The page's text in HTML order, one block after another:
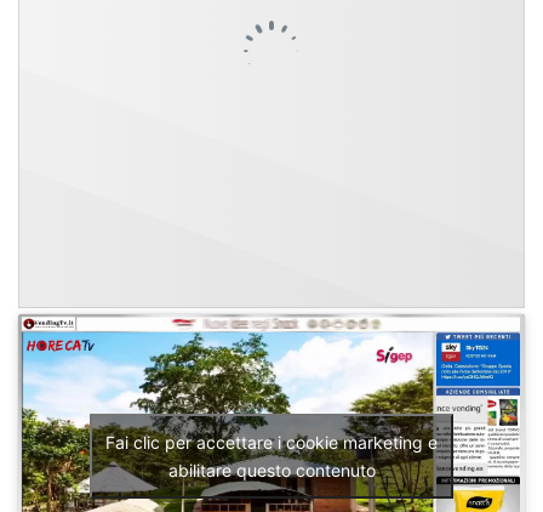
Fai clic per accettare i cookie marketing e
abilitare questo contenuto